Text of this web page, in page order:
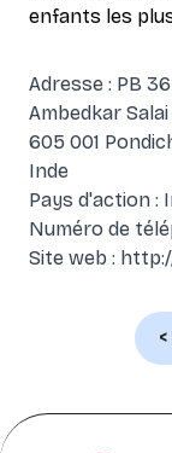
enfants les
Adresse : PB 36
Ambedkar
605 001
Inde
Pays d'action :
Numéro de
Site web :